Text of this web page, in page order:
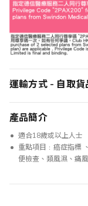
運輸方式 - 自取
產品簡介
適合18歲或以上人士
重點項目﹕癌症指標
便檢查、類風濕、痛